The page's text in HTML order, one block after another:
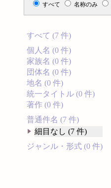
すべて 名称のみ
すべて (7 件)
個人名 (0 件)
家族名 (0 件)
団体名 (0 件)
地名 (0 件)
統一タイトル (0 件)
著作 (0 件)
普通件名 (7 件)
細目なし (7 件)
ジャンル・形式 (0 件)